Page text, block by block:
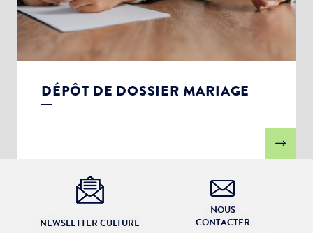
DÉPÔT DE DOSSIER MARIAGE
NEWSLETTER CULTURE
NOUS
CONTACTER